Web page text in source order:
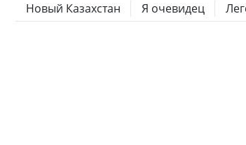
Новый Казахстан Я очевидец